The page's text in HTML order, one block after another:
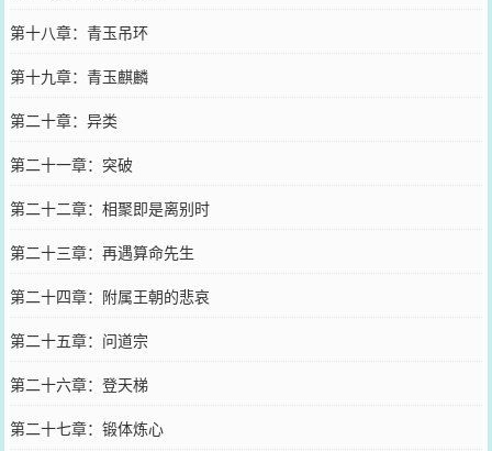
第十八章：青玉吊环
第十九章：青玉麒麟
第二十章：异类
第二十一章：突破
第二十二章：相聚即是离别时
第二十三章：再遇算命先生
第二十四章：附属王朝的悲哀
第二十五章：问道宗
第二十六章：登天梯
第二十七章：锻体炼心